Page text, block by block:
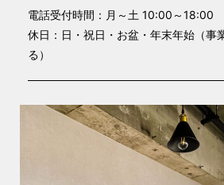
電話受付時間：月～土 10:00～18:00
休日：日・祝日・お盆・年末年始（事
る）